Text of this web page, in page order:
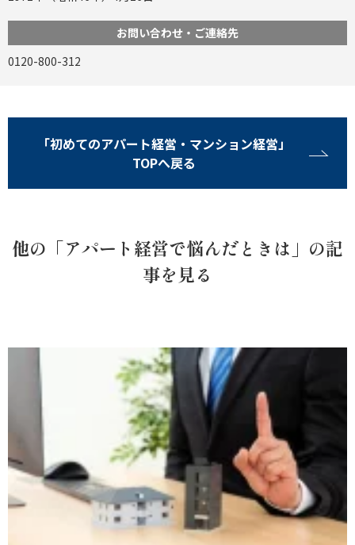
お問い合わせ・ご連絡先
0120-800-312
「初めてのアパート経営・マンション経営」
TOPへ戻る
他の「アパート経営で悩んだときは」の記
事を見る